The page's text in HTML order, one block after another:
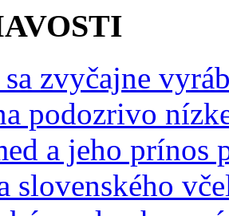
zvyčajne
podozrivo
a jeho prínos
slovenského